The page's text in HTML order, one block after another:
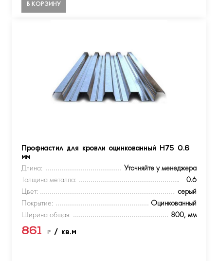
В КОРЗИНУ
Профнастил для кровли оцинкованный Н75 0.6
мм
Длина:
Уточняйте у менеджера
Толщина металла:
0.6
Цвет:
серый
Покрытие:
Оцинкованный
Ширина общая:
800, мм
861 ₽ / кв.м